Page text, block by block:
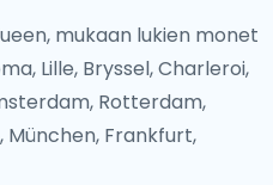
mukaan lukien monet
Lille, Bryssel, Charleroi,
Rotterdam,
München, Frankfurt,